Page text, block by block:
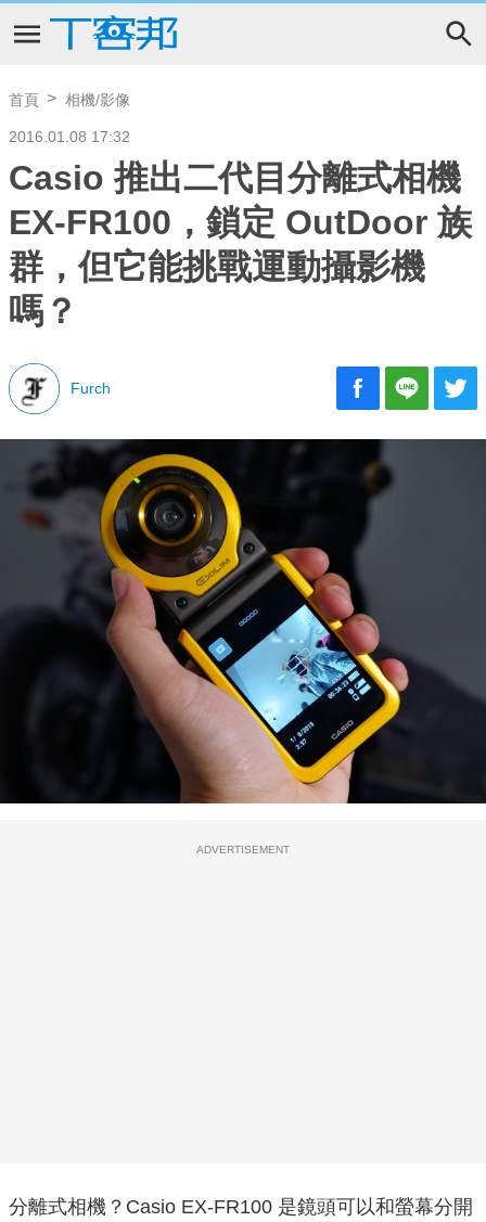
首頁 相機/影像
2016.01.08 17:32
Casio 推出二代目分離式相機
EX-FR100，鎖定 OutDoor 族
群，但它能挑戰運動攝影機
嗎？
Furch
ADVERTISEMENT
分離式相機？Casio EX-FR100 是鏡頭可以和螢幕分開